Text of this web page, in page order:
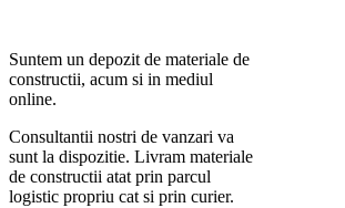
Suntem un depozit de materiale de
constructii, acum si in mediul
online.
Consultantii nostri de vanzari va
sunt la dispozitie. Livram materiale
de constructii atat prin parcul
logistic propriu cat si prin curier.